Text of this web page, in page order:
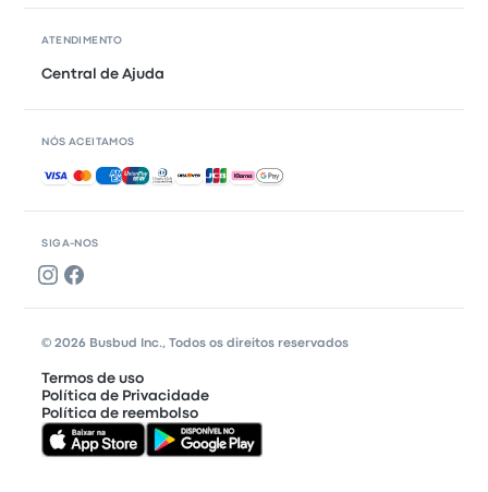
SIGA-NOS
ATENDIMENTO
Central de Ajuda
NÓS ACEITAMOS
Pagamentos aceitos
© 2026 Busbud Inc., Todos os direitos reservados
Termos de uso
Política de Privacidade
Política de reembolso